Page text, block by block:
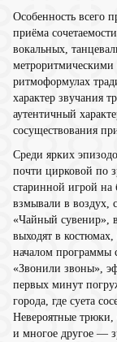
Особенность всего
приёма
вокальных,
метроритмическими
ритмоформулах
характер звучания
аутентичный
сосуществования
Среди ярких
почти цирковой по
старинной игрой на
взмывали в воздух,
«Чайный сувенир»,
выходят в
началом программы
«Звонили звоны»,
первых минут
города, где суета
Невероятные трюки,
и многое другое —